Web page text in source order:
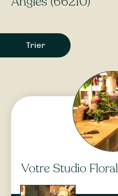
Trier
Votre Studio Floral